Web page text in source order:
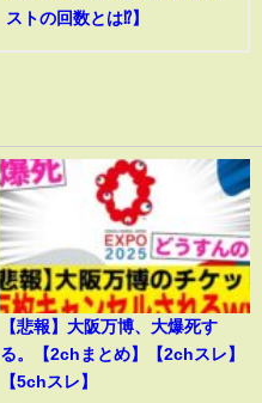
ストの回数とは⁉︎】
【悲報】大阪万博、大爆死す
る。【2chまとめ】【2chスレ】
【5chスレ】